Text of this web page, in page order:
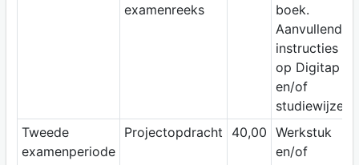
examenreeks
boek.
Aanvullende
instructies
op Digitap
en/of
studiewijzer.
Tweede
examenperiode
Projectopdracht 40,00 Werkstuk
en/of